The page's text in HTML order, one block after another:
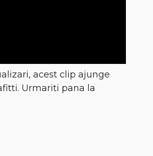
acest clip ajunge
Urmariti pana la